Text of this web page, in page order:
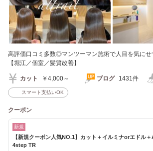
高評価口コミ多数◎マンツーマン施術で人目を気にせ
【堀江／個室／髪質改善】
カット ￥4,000～ ブログ 1431件
スマート支払いOK
クーポン
新規
【新規クーポン人気NO.1】カット＋イルミナorエドル
4step TR